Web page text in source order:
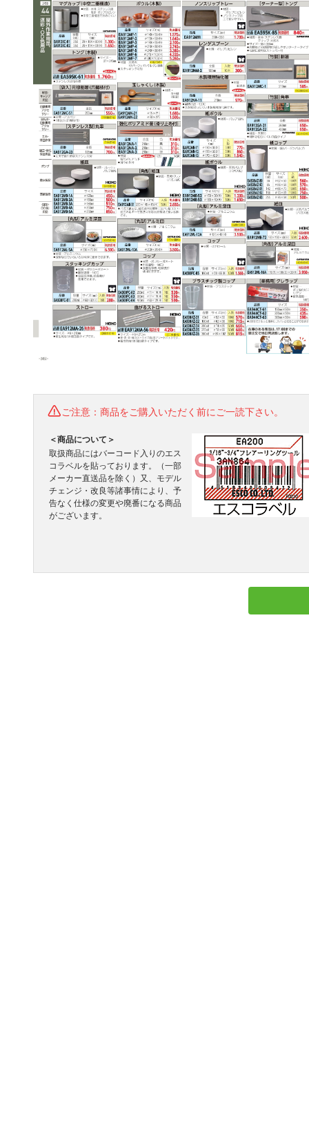
ご注意：商品をご購入いただく前にご一読下さい。
＜商品について＞
取扱商品にはバーコード入りのエス
コラベルを貼っております。（一部
メーカー直送品を除く）又、モデル
チェンジ・改良等諸事情により、予
告なく仕様の変更や廃番になる商品
がございます。